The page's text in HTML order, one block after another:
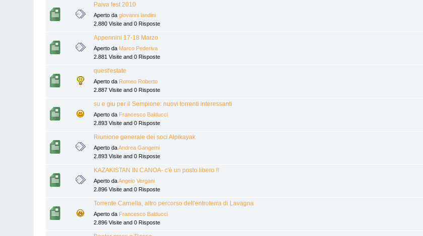
Paiva fest 2010
Aperto dagiovanni landini
2.880 Visite and 0 Risposte
Appennini 17-18 Marzo
Aperto da Marco Pederiva
2.881 Visite and 0 Risposte
quest'estate
Aperto da Romeo Roberto
2.887 Visite and 0 Risposte
su e giu per il Sempione: nuovi torrenti interessanti
Aperto da Francesco Balducci
2.893 Visite and 0 Risposte
Riunione generale dei soci Alpikayak
Aperto daAndrea Gangemi
2.893 Visite and 0 Risposte
KAZAKISTAN IN CANOA- c'è un posto libero !!
Aperto daAngelo Vergani
2.896 Visite and 0 Risposte
Torrente Carnella, altro percorso dell'entroterra di Lavagna
Aperto da Francesco Balducci
2.896 Visite and 0 Risposte